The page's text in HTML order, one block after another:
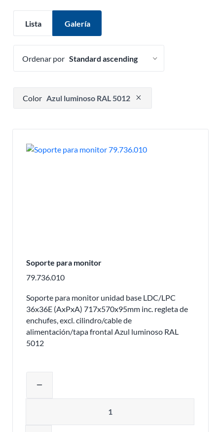
Lista Galería
Ordenar por
Presione para eliminar opción de filtro
Color Azul luminoso RAL 5012
Soporte para monitor
79.736.010
Soporte para monitor unidad base LDC/LPC
36x36E (AxPxA) 717x570x95mm inc. regleta de
enchufes, excl. cilindro/cable de
alimentación/tapa frontal Azul luminoso RAL
5012
remove